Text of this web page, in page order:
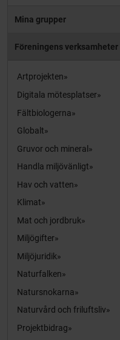
Mina grupper
Föreningens verksamheter
Artprojekten
Digitala mötesplatser
Fältbiologerna
Globalt
Gruvor och mineral
Handla miljövänligt
Hav och vatten
Klimat
Mat och jordbruk
Miljögifter
Miljöjuridik
Naturfalken
Natursnokarna
Naturvård och friluftsliv
Projektbidrag